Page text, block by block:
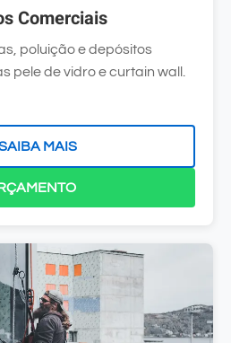
Comerciais
poluição e depósitos
pele de vidro e curtain wall.
MAIS